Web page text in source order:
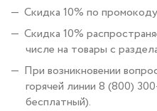
Скидка 10% по
Скидка 10%
числе на товары с
При возникновении
горячей линии 8 (800)
бесплатный).